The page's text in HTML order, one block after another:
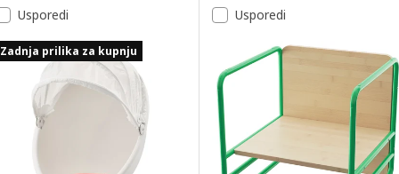
Usporedi
Zadnja prilika za kupnju
Usporedi